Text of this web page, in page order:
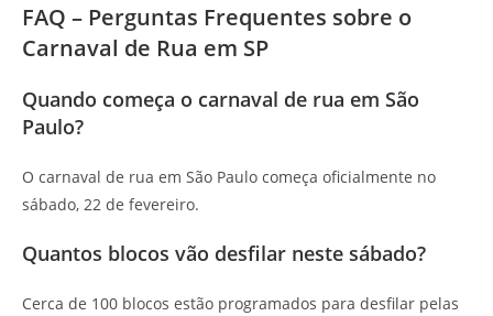
FAQ – Perguntas Frequentes sobre o
Carnaval de Rua em SP
Quando começa o carnaval de rua em São
Paulo?
O carnaval de rua em São Paulo começa oficialmente no
sábado, 22 de fevereiro.
Quantos blocos vão desfilar neste sábado?
Cerca de 100 blocos estão programados para desfilar pelas